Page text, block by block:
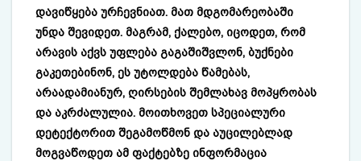
დავიწყება ურჩევნიათ. მათ მდგომარეობაში
უნდა შევიდეთ. მაგრამ, ქალებო, იცოდეთ, რომ
არავის აქვს უფლება გაგაშიშვლონ, ბუქნები
გაკეთებინონ, ეს უტოლდება წამებას,
არაადამიანურ, ღირსების შემლახავ მოპყრობას
და აკრძალულია. მოითხოვეთ სპეციალური
დეტექტორით შეგამოწმონ და აუცილებლად
მოგვაწოდეთ ამ ფაქტებზე ინფორმაცია